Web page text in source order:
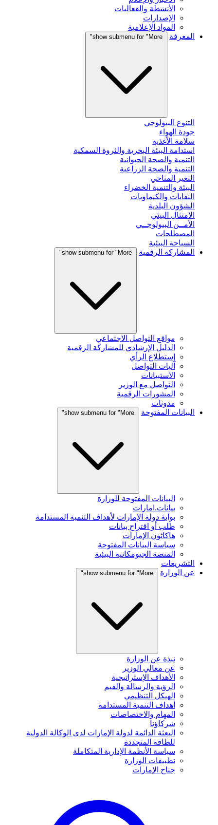
الأنشطة والفعاليات
الإصدارات
المواد الإعلامية
المعرفة
show submenu for "More"
التنوع البيولوجي
جودة الهواء
سلامة الأغذية
استدامة البيئة البحرية والثروة السمكية
التنمية والصحة الحيوانية
التنمية والصحة الزراعية
التغير المناخي
البيئة والتنمية الخضراء
النفايات والكيماويات
الشؤون البلدية
الامتثال البيئي
الأمــن البيولوجــي
المصطلحات
السياحة البيئية
المشاركة الرقمية
show submenu for "More"
مواقع التواصل الاجتماعي
الدليل الإرشادي للمشاركة الرقمية
إستطلاع الرأي
آليات التواصل
الاستبيانات
التواصل مع الوزير
المشورات الرقمية
مدونات
البيانات المفتوحة
show submenu for "More"
البيانات المفتوحة للوزارة
بيانات.امارات
بوابة دولة الإمارات لأهداف التنمية المستدامة
طلب أو اقتراح بيانات
هاكاثون الإمارات
سياسة البيانات المفتوحة
المنصة الجيومكانية البيئية
التشريعات
عن الوزارة
show submenu for "More"
نبذة عن الوزارة
عن معالي الوزير
الأهداف الإستراتيجية
الرؤية والرسالة والقيم
الهيكل التنظيمي
أهداف التنمية المستدامة
المهام والاختصاصات
شركاؤنا
البعثة الدائمة لدولة الإمارات لدى الوكالة الدولية
للطاقة المتجددة
سياسة الأنظمة الإدارية المتكاملة
تطبيقات الوزارة
جناح الإمارات